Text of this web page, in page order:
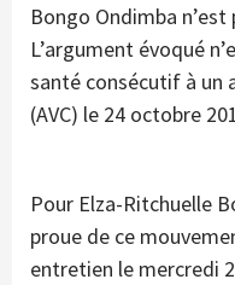
Bongo Ondimba
L’argument évoqué
santé consécutif à un
(AVC) le 24 octobre
Pour Elza-Ritchuelle
proue de ce
entretien le mercredi